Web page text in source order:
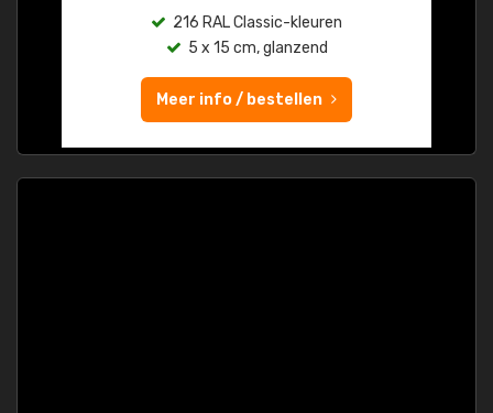
216 RAL Classic-kleuren
5 x 15 cm, glanzend
Meer info / bestellen